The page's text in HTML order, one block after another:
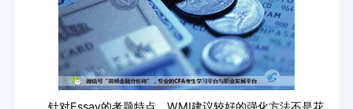
针对Essay的考题特点，WMI建议较好的强化方法不是花